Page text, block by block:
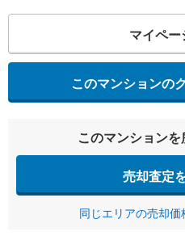
マイペ
このマンションの
このマンション
売却査定
同じエリアの売却